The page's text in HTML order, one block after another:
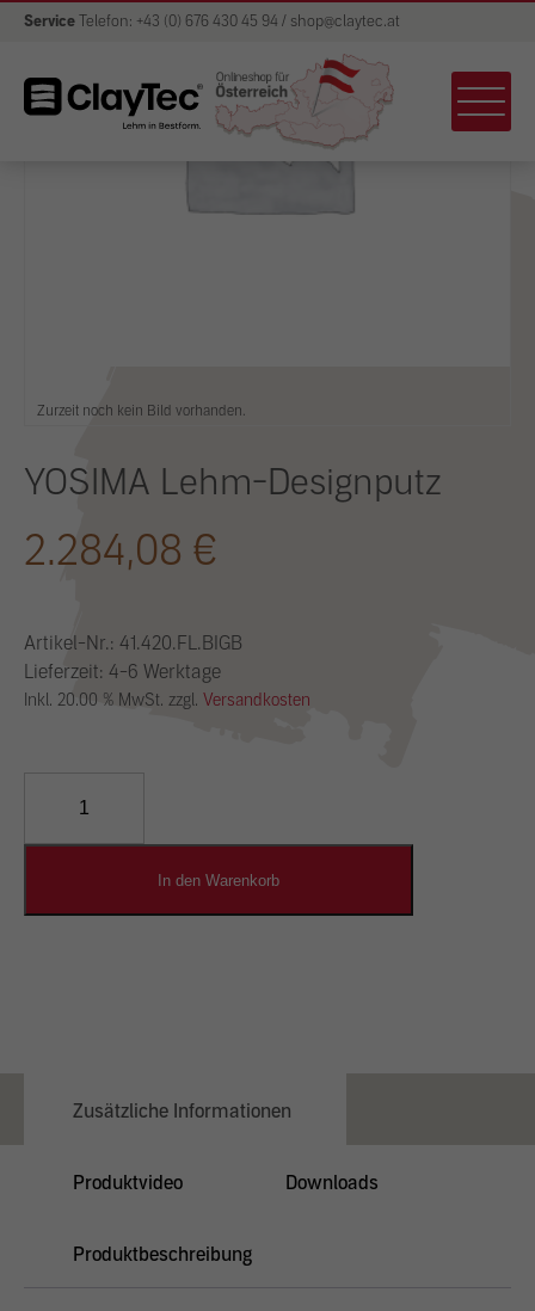
Service Telefon: +43 (0) 676 430 45 94 / shop@claytec.at
Zurzeit noch kein Bild vorhanden.
YOSIMA Lehm-Designputz
2.284,08 €
Artikel-Nr.: 41.420.FL.BIGB
Lieferzeit: 4-6 Werktage
Inkl. 20.00 % MwSt. zzgl. Versandkosten
Designputz
In den Warenkorb
Zusätzliche Informationen
Produktvideo Downloads
Produktbeschreibung